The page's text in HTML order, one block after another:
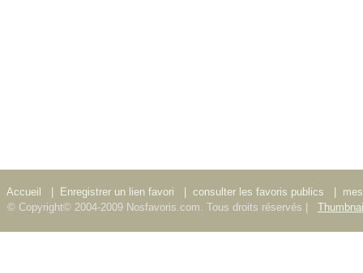
Accueil Enregistrer un lien favori consulter les favoris publics
© Copyright© 2004-2009 Nosfavoris.com. Tous droits réservés |